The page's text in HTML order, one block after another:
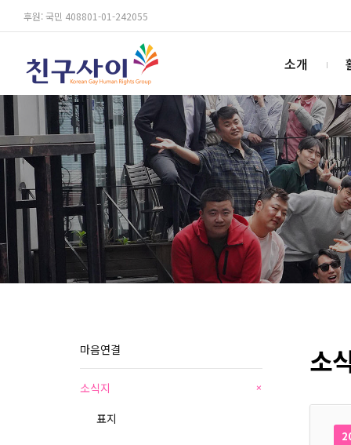
후원: 국민 408801-01-242055
소개
마음연결
소식지 +
표지
소